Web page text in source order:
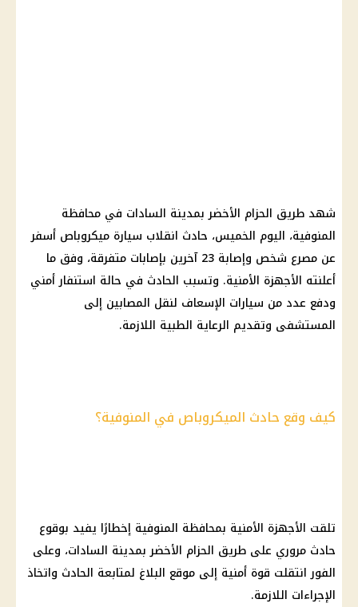
شهد طريق الحزام الأخضر بمدينة السادات في محافظة
المنوفية، اليوم الخميس، حادث انقلاب سيارة ميكروباص أسفر
عن مصرع شخص وإصابة 23 آخرين بإصابات متفرقة، وفق ما
أعلنته الأجهزة الأمنية. وتسبب الحادث في حالة استنفار أمني
ودفع عدد من سيارات الإسعاف لنقل المصابين إلى
المستشفى وتقديم الرعاية الطبية اللازمة.
كيف وقع حادث الميكروباص في المنوفية؟
تلقت الأجهزة الأمنية بمحافظة المنوفية إخطارًا يفيد بوقوع
حادث مروري على طريق الحزام الأخضر بمدينة السادات، وعلى
الفور انتقلت قوة أمنية إلى موقع البلاغ لمتابعة الحادث واتخاذ
الإجراءات اللازمة.